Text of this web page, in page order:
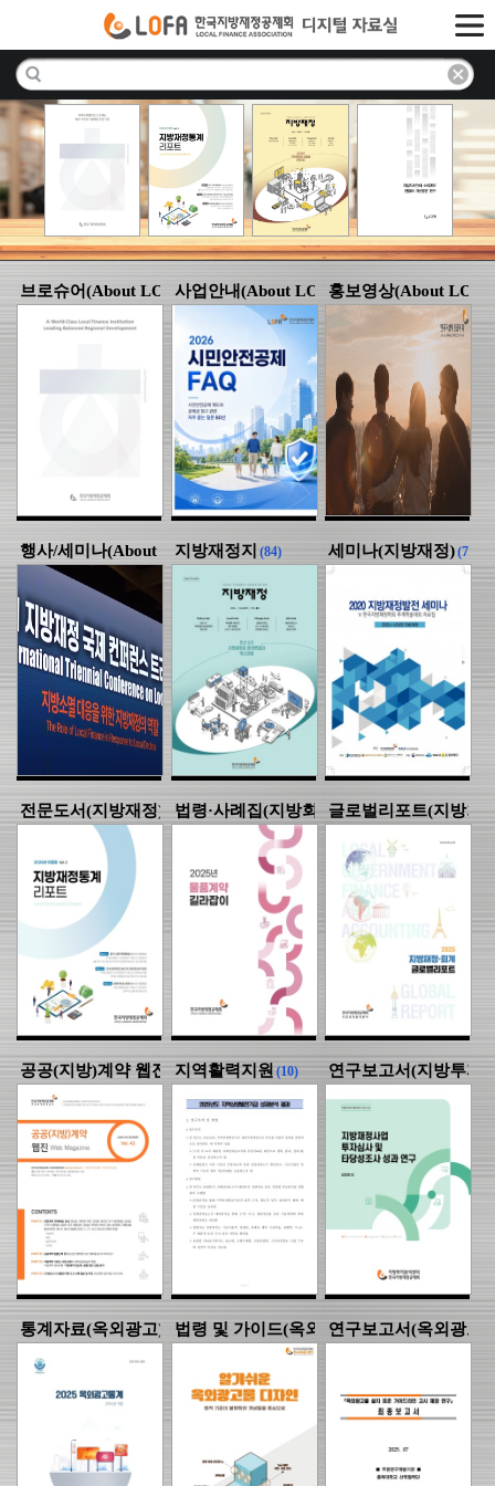
브로슈어(About LOFA)(21)
사업안내(About LOFA)(22)
홍보영상(About
행사/세미나(About LOFA)(16)
지방재정지 (84) 세미나(지방재정)(74)
전문도서(지방재정)(16)
법령·사례집(지방회계·계약)(36)
글로벌리포트(지방회
공공(지방)계약 웹진 (43)
지역활력지원 (10) 연구보고서(지방투자
통계자료(옥외광고) (25)
법령 및 가이드(옥외광고)(19)
연구보고서(옥외광고)